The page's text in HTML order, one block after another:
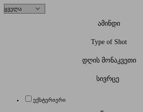
ამინდი
Type of Shot
დღის მონაკვეთი
სივრცე
ექსტერიერი